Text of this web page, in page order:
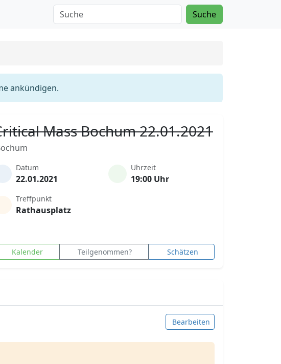
Suche
ankündigen.
Mass Bochum 22.01.2021
Datum
22.01.2021
Uhrzeit
19:00 Uhr
Treffpunkt
Rathausplatz
Kalender Teilgenommen? Schätzen
Bearbeiten